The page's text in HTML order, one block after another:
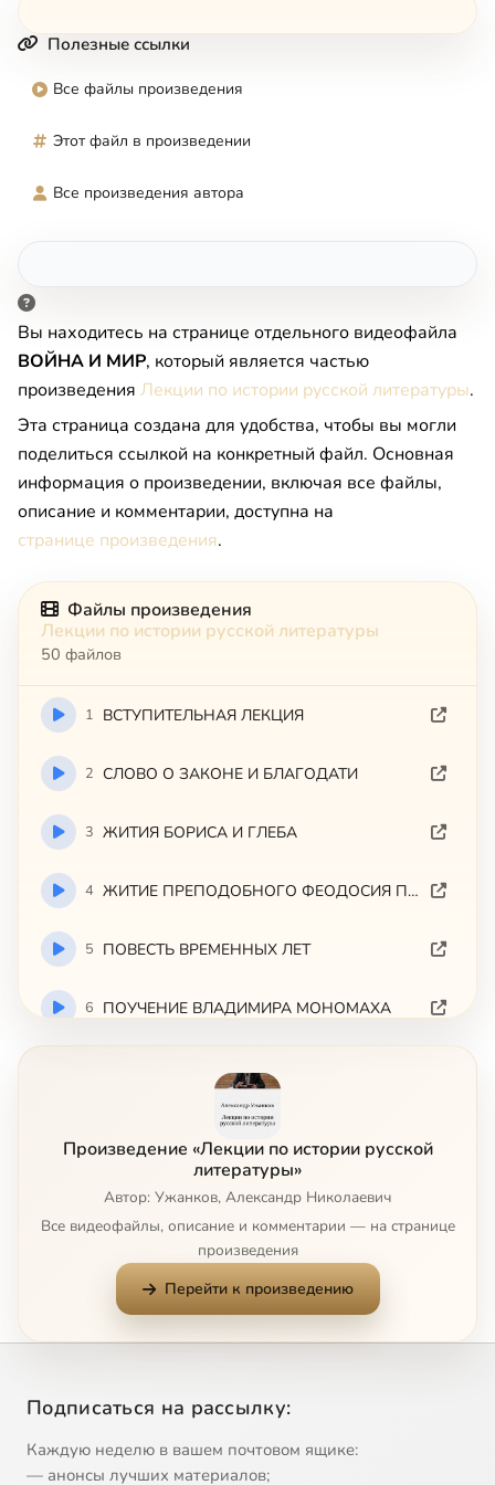
Полезные ссылки
Все файлы произведения
Этот файл в произведении
Все произведения автора
Вы находитесь на странице отдельного видеофайла
ВОЙНА И МИР, который является частью
произведения Лекции по истории русской литературы.
Эта страница создана для удобства, чтобы вы могли
поделиться ссылкой на конкретный файл. Основная
информация о произведении, включая все файлы,
описание и комментарии, доступна на
странице произведения.
Файлы произведения
Лекции по истории русской литературы
50 файлов
1 ВСТУПИТЕЛЬНАЯ ЛЕКЦИЯ
2 СЛОВО О ЗАКОНЕ И БЛАГОДАТИ
3 ЖИТИЯ БОРИСА И ГЛЕБА
4 ЖИТИЕ ПРЕПОДОБНОГО ФЕОДОСИЯ ПЕЧЕРСКОГО
5 ПОВЕСТЬ ВРЕМЕННЫХ ЛЕТ
6 ПОУЧЕНИЕ ВЛАДИМИРА МОНОМАХА
МОЛЕНИЕ ДАНИИЛА ЗАТОЧНИКА
ТАТАРО-МОНГОЛЬСКОЕ НАШЕСТВИЕ
13
14 МОСКВА — III РИМ
Произведение «Лекции по истории русской
литературы»
Автор: Ужанков, Александр Николаевич
Все видеофайлы, описание и комментарии — на странице
произведения
Перейти к произведению
Подписаться на рассылку:
Каждую неделю в вашем почтовом ящике:
— анонсы лучших материалов;